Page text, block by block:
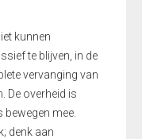
kunnen
te blijven, in de
vervanging van
De overheid is
mee.
denk aan